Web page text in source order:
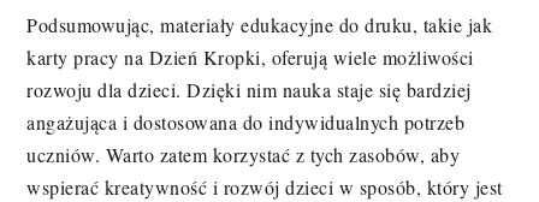
Podsumowując, materiały edukacyjne do druku, takie jak
karty pracy na Dzień Kropki, oferują wiele możliwości
rozwoju dla dzieci. Dzięki nim nauka staje się bardziej
angażująca i dostosowana do indywidualnych potrzeb
uczniów. Warto zatem korzystać z tych zasobów, aby
wspierać kreatywność i rozwój dzieci w sposób, który jest